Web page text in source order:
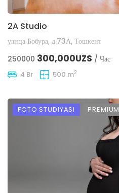
2A Studio
улица Бобура, д.73А, Тошкент
250000 300,000UZS / Час
4 Br 500 m2
FOTO STUDIYASI PREMIUM